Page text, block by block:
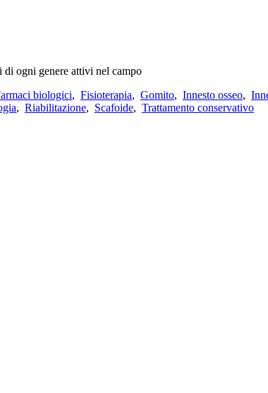
di ogni genere attivi nel campo
biologici, Fisioterapia, Gomito, Innesto osseo,
, Riabilitazione, Scafoide, Trattamento conservativo